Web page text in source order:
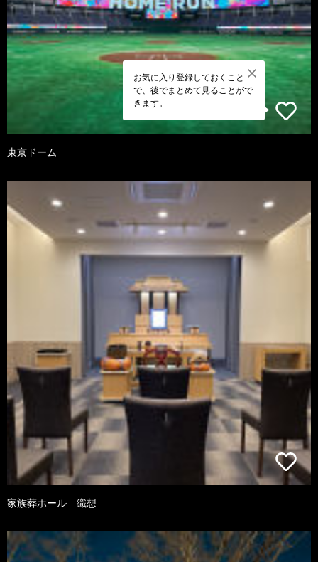
お気に入り登録しておくこと
で、後でまとめて見ることがで
きます。
東京ドーム
家族葬ホール 織想